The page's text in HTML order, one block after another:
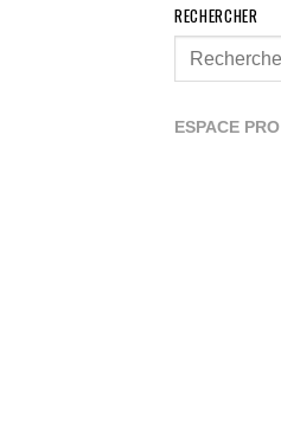
RECHERCHER
ESPACE PRO